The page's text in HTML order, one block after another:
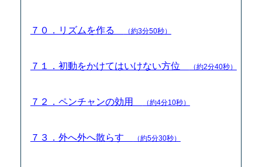
７０．リズムを作る （約3分50秒）
７１．初動をかけてはいけない方位 （約2分40秒）
７２．ペンチャンの効用 （約4分10秒）
７３．外へ外へ散らす （約5分30秒）